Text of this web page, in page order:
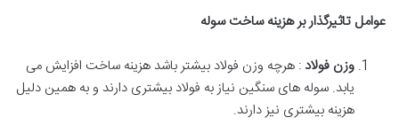
عوامل تاثیرگذار بر هزینه ساخت سوله
وزن فولاد : هرچه وزن فولاد بیشتر باشد هزینه ساخت افزایش می
یابد. سوله های سنگین نیاز به فولاد بیشتری دارند و به همین دلیل
هزینه بیشتری نیز دارند.